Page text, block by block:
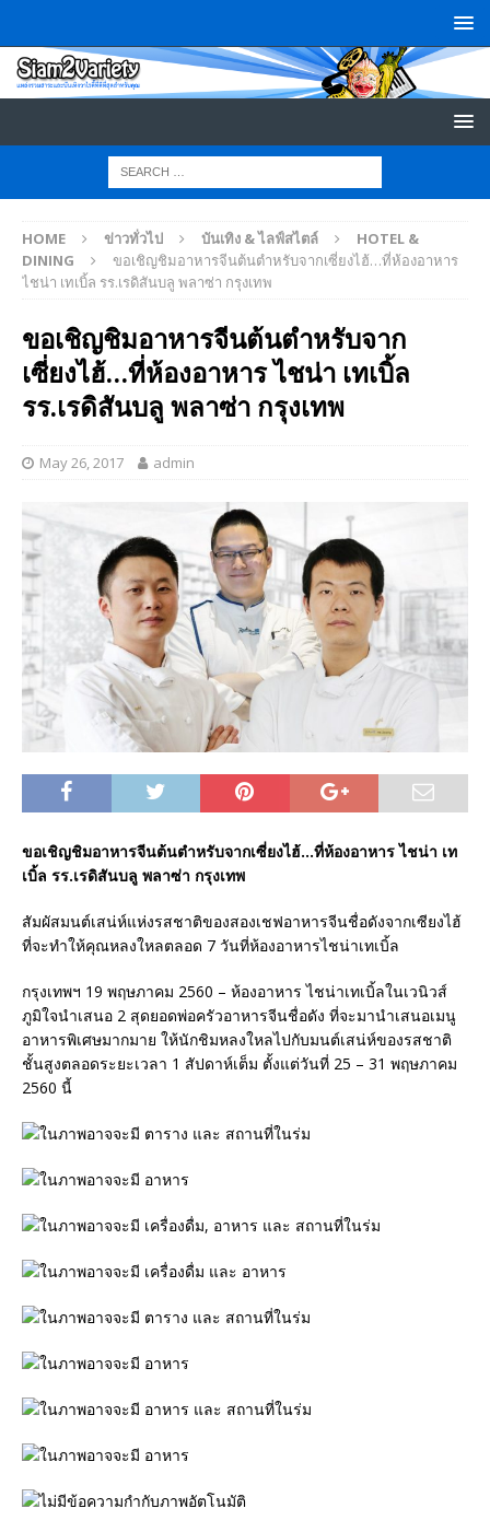
HOME ข่าวทั่วไป บันเทิง & ไลฟ์สไตล์
HOTEL &
DINING
ขอเชิญชิมอาหารจีนต้นตำหรับจากเซี่ยงไฮ้…ที่ห้องอาหาร
ไชน่า เทเบิ้ล รร.เรดิสันบลู พลาซ่า กรุงเทพ
ขอเชิญชิมอาหารจีนต้นตำหรับจาก
เซี่ยงไฮ้…ที่ห้องอาหาร ไชน่า เทเบิ้ล
รร.เรดิสันบลู พลาซ่า กรุงเทพ
May 26, 2017 admin
ขอเชิญชิมอาหารจีนต้นตำหรับจากเซี่ยงไฮ้…ที่ห้องอาหาร ไชน่า เท
เบิ้ล รร.เรดิสันบลู พลาซ่า กรุงเทพ
สัมผัสมนต์เสน่ห์แห่งรสชาติของสองเชฟอาหารจีนชื่อดังจากเซียงไฮ้
ที่จะทำให้คุณหลงใหลตลอด 7 วันที่ห้องอาหารไชน่าเทเบิ้ล
กรุงเทพฯ 19 พฤษภาคม 2560 – ห้องอาหาร ไชน่าเทเบิ้ลในเวนิวส์
ภูมิใจนำเสนอ 2 สุดยอดพ่อครัวอาหารจีนชื่อดัง ที่จะมานำเสนอเมนู
อาหารพิเศษมากมาย ให้นักชิมหลงใหลไปกับมนต์เสน่ห์ของรสชาติ
ชั้นสูงตลอดระยะเวลา 1 สัปดาห์เต็ม ตั้งแต่วันที่ 25 – 31 พฤษภาคม
2560 นี้